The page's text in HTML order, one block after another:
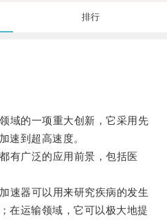
排行
的一项重大创新，它采用先
速到超高速度。
广泛的应用前景，包括医
器可以用来研究疾病的发生
在运输领域，它可以极大地提